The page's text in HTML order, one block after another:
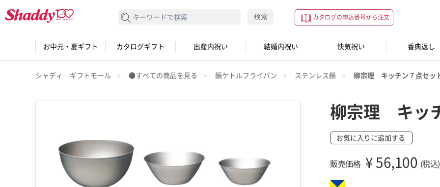
カタログの申込番号から注文
検索する 検索
お中元・夏ギフト カタログギフト 出産内祝い 結婚内祝い 快気祝い 香典返し
シャディ ギフトモール ●すべての商品を見る 鍋ケトルフライパン ステンレス鍋 柳宗理 キッチン７点セッ
柳宗理 キッ
お気に入りに追加する
販売価格 ¥ 56,100 (税込)